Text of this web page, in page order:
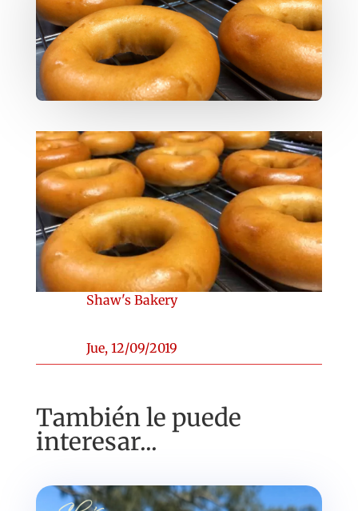
Shaw's Bakery
Jue, 12/09/2019
También le puede
interesar...